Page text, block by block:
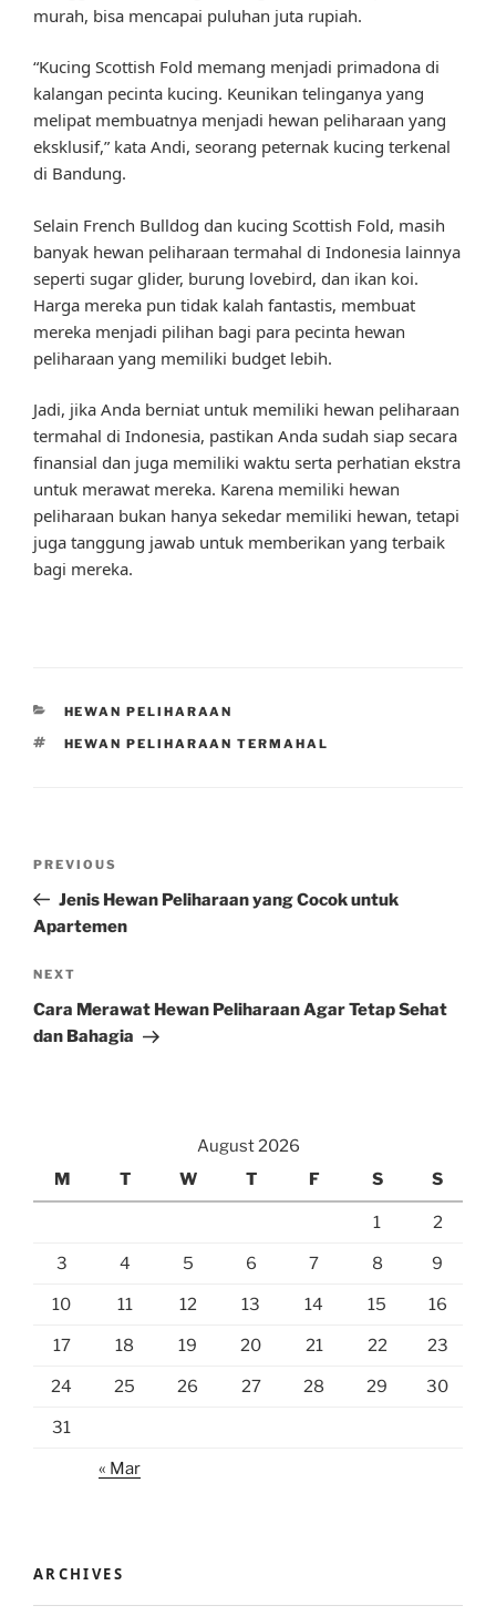
murah, bisa mencapai puluhan juta rupiah.
“Kucing Scottish Fold memang menjadi primadona di
kalangan pecinta kucing. Keunikan telinganya yang
melipat membuatnya menjadi hewan peliharaan yang
eksklusif,” kata Andi, seorang peternak kucing terkenal
di Bandung.
Selain French Bulldog dan kucing Scottish Fold, masih
banyak hewan peliharaan termahal di Indonesia lainnya
seperti sugar glider, burung lovebird, dan ikan koi.
Harga mereka pun tidak kalah fantastis, membuat
mereka menjadi pilihan bagi para pecinta hewan
peliharaan yang memiliki budget lebih.
Jadi, jika Anda berniat untuk memiliki hewan peliharaan
termahal di Indonesia, pastikan Anda sudah siap secara
finansial dan juga memiliki waktu serta perhatian ekstra
untuk merawat mereka. Karena memiliki hewan
peliharaan bukan hanya sekedar memiliki hewan, tetapi
juga tanggung jawab untuk memberikan yang terbaik
bagi mereka.
CATEGORIES
HEWAN PELIHARAAN
TAGS
HEWAN PELIHARAAN TERMAHAL
Previous
Post
PREVIOUS
Jenis Hewan Peliharaan yang Cocok untuk
Apartemen
Next
Post
NEXT
Cara Merawat Hewan Peliharaan Agar Tetap Sehat
dan Bahagia
August 2026
M
T W T F S S
1 2
3 4 5 6 7 8 9
10 11 12 13 14 15 16
17 18 19 20 21 22 23
24 25 26 27 28 29 30
31
« Mar
ARCHIVES